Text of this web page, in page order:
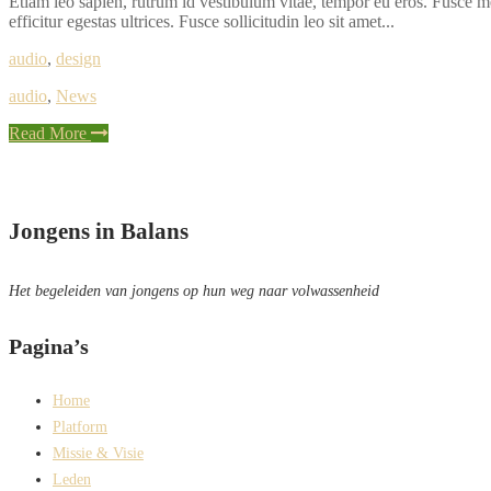
efficitur egestas ultrices. Fusce sollicitudin leo sit amet...
audio, design
audio, News
Read More
Jongens in Balans
Het begeleiden van jongens op hun weg naar volwassenheid
Pagina’s
Home
Platform
Missie & Visie
Leden